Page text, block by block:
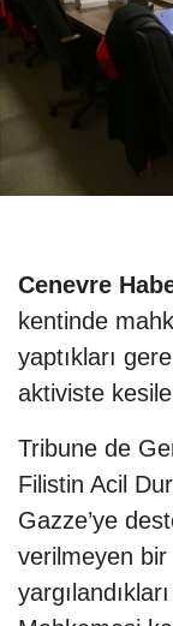
Cenevre
kentinde
yaptıkları
aktiviste
Tribune de
Filistin Acil
Gazze’ye
verilmeyen bir